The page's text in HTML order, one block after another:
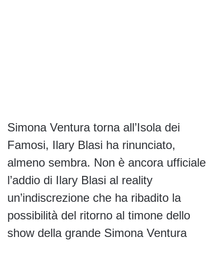
Simona Ventura torna all’Isola dei
Famosi, Ilary Blasi ha rinunciato,
almeno sembra. Non è ancora ufficiale
l’addio di Ilary Blasi al reality
un’indiscrezione che ha ribadito la
possibilità del ritorno al timone dello
show della grande Simona Ventura